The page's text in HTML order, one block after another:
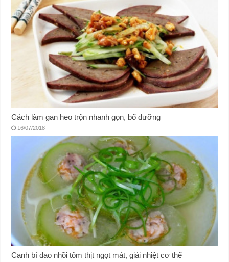
Cách làm gan heo trộn nhanh gọn, bổ dưỡng
16/07/2018
Canh bí đao nhồi tôm thịt ngọt mát, giải nhiệt cơ thể